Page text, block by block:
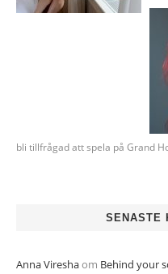
bli tillfrågad att spela på Grand
SENASTE
Anna Vireshaom Behind your